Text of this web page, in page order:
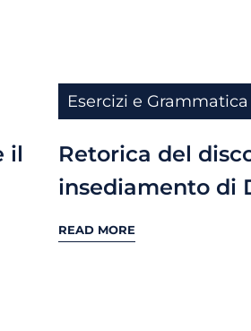
il
Esercizi e Grammatica
Retorica del
insediamento di
READ MORE